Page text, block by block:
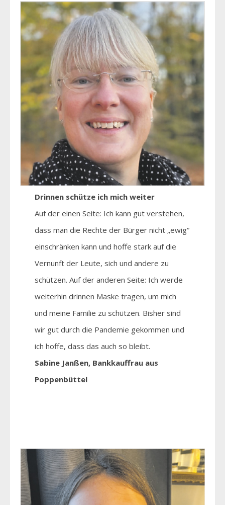
Drinnen schütze ich mich weiter
Auf der einen Seite: Ich kann gut verstehen,
dass man die Rechte der Bürger nicht „ewig“
einschränken kann und hoffe stark auf die
Vernunft der Leute, sich und andere zu
schützen. Auf der anderen Seite: Ich werde
weiterhin drinnen Maske tragen, um mich
und meine Familie zu schützen. Bisher sind
wir gut durch die Pandemie gekommen und
ich hoffe, dass das auch so bleibt.
Sabine Janßen, Bankkauffrau aus
Poppenbüttel